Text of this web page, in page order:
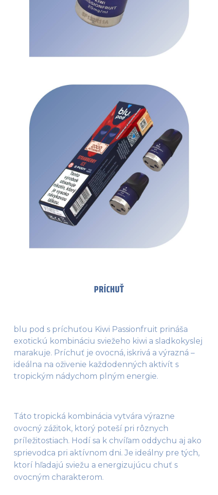
PRÍCHUŤ
blu pod s príchuťou Kiwi Passionfruit prináša
exotickú kombináciu sviežeho kiwi a sladkokyslej
marakuje. Príchuť je ovocná, iskrivá a výrazná –
ideálna na oživenie každodenných aktivít s
tropickým nádychom plným energie.
Táto tropická kombinácia vytvára výrazne
ovocný zážitok, ktorý poteší pri rôznych
príležitostiach. Hodí sa k chvíľam oddychu aj ako
sprievodca pri aktívnom dni. Je ideálny pre tých,
ktorí hľadajú sviežu a energizujúcu chuť s
ovocným charakterom.